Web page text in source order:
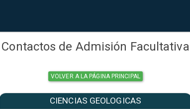
Contactos de Admisión Facultativa
VOLVER A LA PÁGINA PRINCIPAL
CIENCIAS GEOLOGICAS